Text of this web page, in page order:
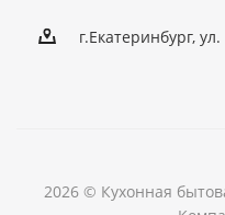
г.Екатеринбург,
2026 © Кухонная